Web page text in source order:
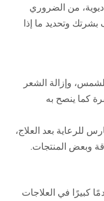
من الضروري
وتحديد ما إذا
وإزالة الشعر
كما ينصح به
للرعاية بعد العلاج،
وبعض المنتجات.
كبيرًا في العلاجات